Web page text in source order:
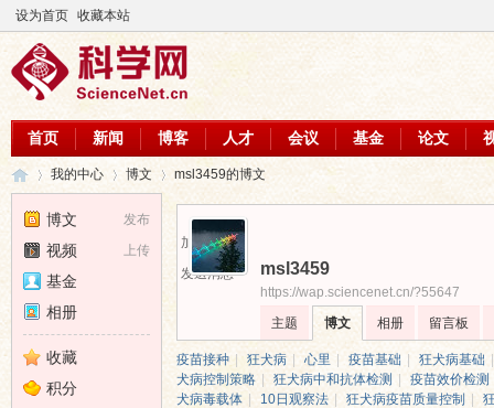
设为首页 收藏本站
首页 新闻 博客 人才 会议 基金 论文
›
我的中心 博文 msl3459的博文
加为好友
发送消息
msl3459
https://wap.sciencenet.cn/?55647
主题
博文 相册 留言板
疫苗接种 狂犬病 心里 疫苗基础 狂犬病基础
犬病控制策略
狂犬病中和抗体检测
疫苗效价检测
犬病毒载体
10日观察法 狂犬病疫苗质量控制
发布
博文
上传
视频
基金
相册
收藏
积分